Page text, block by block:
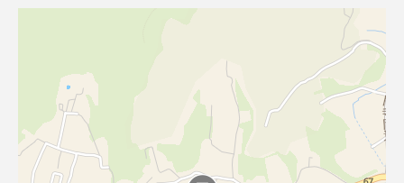
UQ mobile